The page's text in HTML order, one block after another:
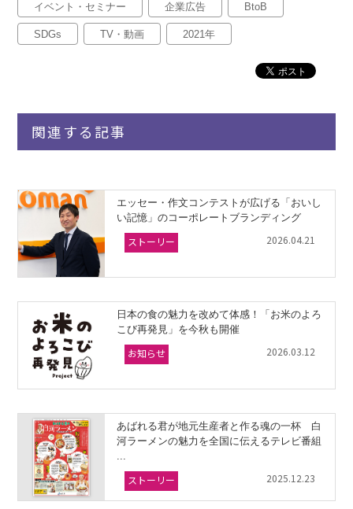
イベント・セミナー 企業広告 BtoB
SDGs TV・動画 2021年
関連する記事
エッセー・作文コンテストが広げる「おいし
い記憶」のコーポレートブランディング
ストーリー 2026.04.21
日本の食の魅力を改めて体感！「お米のよろ
こび再発見」を今秋も開催
お知らせ 2026.03.12
あばれる君が地元生産者と作る魂の一杯 白
河ラーメンの魅力を全国に伝えるテレビ番組
...
ストーリー 2025.12.23